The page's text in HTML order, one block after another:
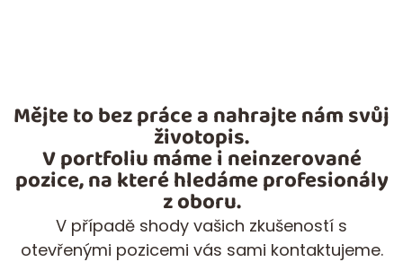
Mějte to bez práce a nahrajte nám svůj
životopis.
V portfoliu máme i neinzerované
pozice, na které hledáme profesionály
z oboru.
V případě shody vašich zkušeností s
otevřenými pozicemi vás sami kontaktujeme.